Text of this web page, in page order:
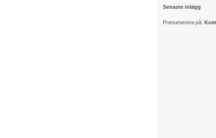
Senaste inlägg
Prenumerera på: